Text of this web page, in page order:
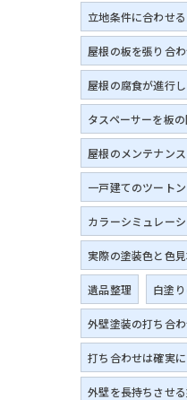
立地条件に合わせる
屋根の板を張り合
屋根の腐食が進行
タスペーサーを板
屋根のメンテナンス
一戸建てのツート
カラーシミュレー
実際の塗装色と色
遺品整理 白塗
外壁塗装の打ち合
打ち合わせは確実に
外壁を長持ちさせ